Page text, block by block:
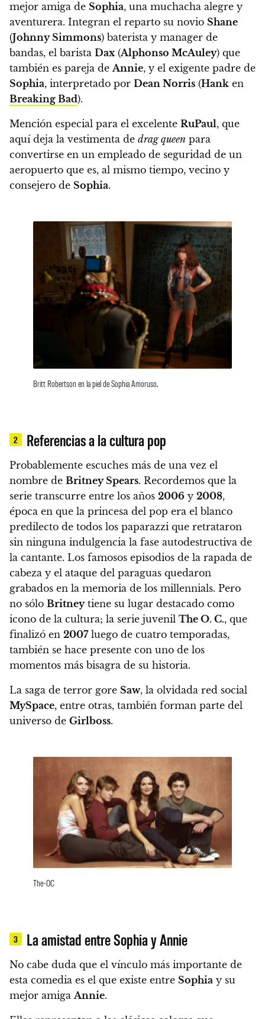
mejor amiga de Sophia, una muchacha alegre y
aventurera. Integran el reparto su novio Shane
(Johnny Simmons) baterista y manager de
bandas, el barista Dax(Alphonso McAuley) que
también es pareja deAnnie, y el exigente padre de
Sophia, interpretado por Dean Norris (Hank en
Breaking Bad).
Mención especial para el excelente RuPaul, que
aquí deja la vestimenta de drag queen para
convertirse en un empleado de seguridad de un
aeropuerto que es, al mismo tiempo, vecino y
consejero de Sophia.
Britt Robertson en la piel de Sophia Amoruso.
2 Referencias a la cultura pop
Probablemente escuches más de una vez el
nombre de Britney Spears. Recordemos que la
serie transcurre entre los años 2006 y 2008,
época en que la princesa del pop era el blanco
predilecto de todos los paparazzi que retrataron
sin ninguna indulgencia la fase autodestructiva de
la cantante. Los famosos episodios de la rapada de
cabeza y el ataque del paraguas quedaron
grabados en la memoria de los millennials. Pero
no sólo Britneytiene su lugar destacado como
icono de la cultura; la serie juvenil The O. C., que
finalizó en 2007luego de cuatro temporadas,
también se hace presente con uno de los
momentos más bisagra de su historia.
La saga de terror gore Saw, la olvidada red social
MySpace, entre otras, también forman parte del
universo de Girlboss.
The-OC
3 La amistad entre Sophia y Annie
No cabe duda que el vínculo más importante de
esta comedia es el que existe entre Sophia y su
mejor amigaAnnie.